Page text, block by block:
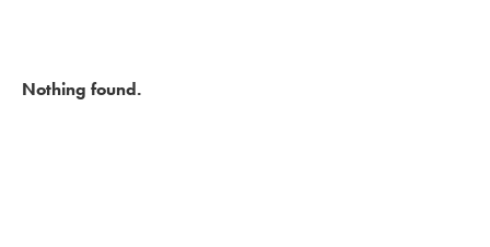
Nothing found.